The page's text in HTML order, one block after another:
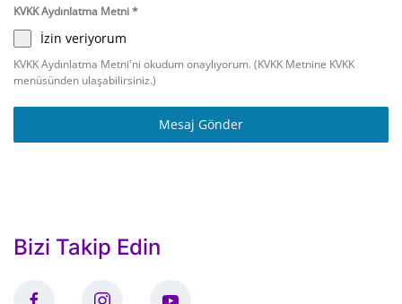
KVKK Aydınlatma Metni*
İzin veriyorum
KVKK Aydınlatma Metni'ni okudum onaylıyorum. (KVKK Metnine KVKK
menüsünden ulaşabilirsiniz.)
Mesaj Gönder
Bizi Takip Edin